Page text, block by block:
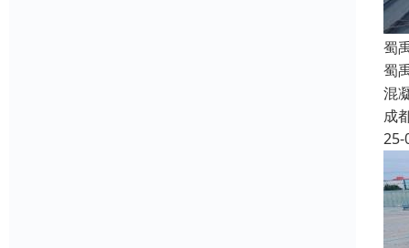
蜀
蜀
混
成
25-